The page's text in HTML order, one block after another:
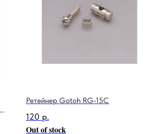
Ретейнер Gotoh RG-15C
120 р.
Out of stock